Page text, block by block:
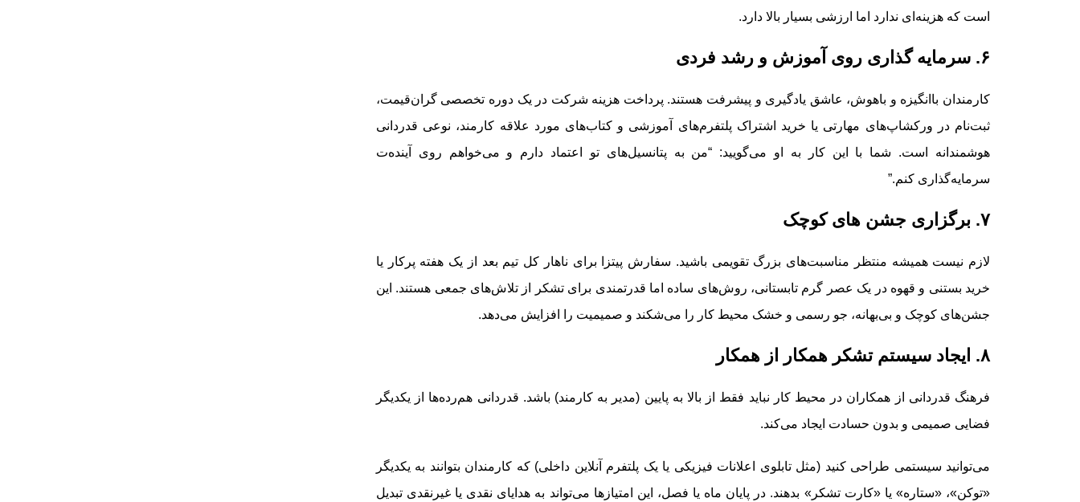
است که هزینه‌ای ندارد اما ارزشی بسیار بالا دارد.
۶. سرمایه گذاری روی آموزش و رشد فردی
کارمندان باانگیزه و باهوش، عاشق یادگیری و پیشرفت هستند. پرداخت هزینه شرکت در یک دوره تخصصی گران‌قیمت،
ثبت‌نام در ورکشاپ‌های مهارتی یا خرید اشتراک پلتفرم‌های آموزشی و کتاب‌های مورد علاقه کارمند، نوعی قدردانی
هوشمندانه است. شما با این کار به او می‌گویید: “من به پتانسیل‌های تو اعتماد دارم و می‌خواهم روی آینده‌ت
سرمایه‌گذاری کنم.”
۷. برگزاری جشن های کوچک
لازم نیست همیشه منتظر مناسبت‌های بزرگ تقویمی باشید. سفارش پیتزا برای ناهار کل تیم بعد از یک هفته پرکار یا
خرید بستنی و قهوه در یک عصر گرم تابستانی، روش‌های ساده اما قدرتمندی برای تشکر از تلاش‌های جمعی هستند. این
جشن‌های کوچک و بی‌بهانه، جو رسمی و خشک محیط کار را می‌شکند و صمیمیت را افزایش می‌دهد.
۸. ایجاد سیستم تشکر همکار از همکار
فرهنگ قدردانی از همکاران در محیط کار نباید فقط از بالا به پایین (مدیر به کارمند) باشد. قدردانی هم‌رده‌ها از یکدیگر
فضایی صمیمی و بدون حسادت ایجاد می‌کند.
می‌توانید سیستمی طراحی کنید (مثل تابلوی اعلانات فیزیکی یا یک پلتفرم آنلاین داخلی) که کارمندان بتوانند به یکدیگر
«توکن»، «ستاره» یا «کارت تشکر» بدهند. در پایان ماه یا فصل، این امتیازها می‌تواند به هدایای نقدی یا غیرنقدی تبدیل